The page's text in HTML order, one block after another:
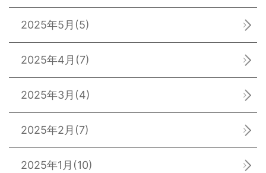
2025年5月 (5)
2025年4月 (7)
2025年3月 (4)
2025年2月 (7)
2025年1月 (10)